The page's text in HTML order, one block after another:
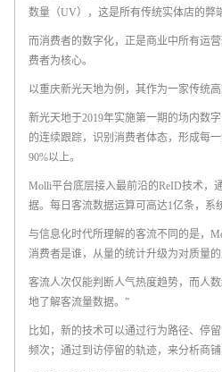
数量（UV），这是所有传统实体店的弊
而消费者的数字化，正是商业中所有运
费者为核心。
以重庆新光天地为例，其作为一家传统
新光天地于2019年实施第一期的场内数
的连续跟踪，识别消费者体态，形成每
90%以上。
Molli平台底层接入最前沿的ReID技术，
据。每日客流数据运算可高达1亿条，系
与信息化时代所理解的客流不同的是，
消费者是谁，从量的统计升级为对质量的
客流人次仅能判断人气热度趋势，而人
地了解客流量数据。”
比如，新的技术可以通过行为路径、停
频次；通过到访停留的轨迹，来分析商